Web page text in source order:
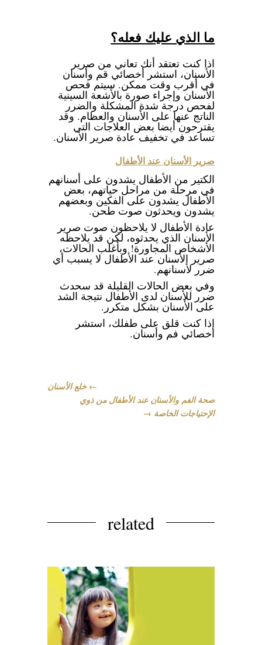
ما الذي عليك فعله؟
اذا كنت تعتقد أنك تعاني من صرير
الأسنان، استشر أخصائي قم وأسنان
في أقرب وقت ممكن. سيتم فحص
الأسنان وإجراء صورة بالأشعة السينية
لفحص درجة شدة المشكلة والضرر
الناتج عنها على الأسنان والعظام. وقد
يقترحون أيضا بعض العلاجات التي
تساعد في تخفيف عادة صرير الأسنان.
صرير الأسنان عند الأطفال
الكتير من الأطفال يشدون على أسنانهم
في مرحلة من مراحل حياتهم، بعض
الأطفال يشدون على الفكين وبعضهم
يشدون ويحدثون صوت طحن.
عادة الأطفال لا يلاحظون صوت صرير
الأسنان الذي يحدثوه، لكن قد يلاحظه
الأشخاص المجاورة! وبأغلب الحالات،
صرير الأسنان عند الأطفال لا يسبب أي
ضرر لأسنانهم.
وفي بعض الحالات القليلة قد سحدث
ضرر للأسنان لدى الأطفال نتيجة الشد
على الأسنان بشكل متكرر.
اذا كنت قلق على طفلك، استشر
أخصائي فم وأسنان.
←خلع الأسنان
صحة الفم والأسنان عند الأطفال من ذوي
الإحتياجات الخاصة →
related